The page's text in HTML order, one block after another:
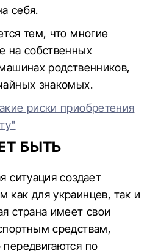
себя.
тем, что многие
на собственных
родственников,
знакомых.
риски приобретения
БЫТЬ
ситуация создает
как для украинцев, так и
страна имеет свои
средствам,
по